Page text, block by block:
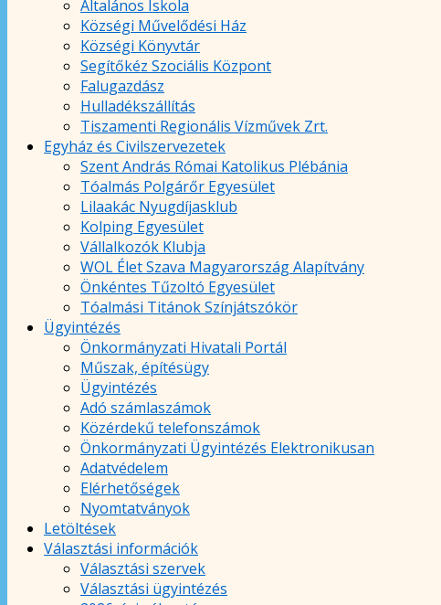
Általános Iskola
Községi Művelődési Ház
Községi Könyvtár
Segítőkéz Szociális Központ
Falugazdász
Hulladékszállítás
Tiszamenti Regionális Vízművek Zrt.
Egyház és Civilszervezetek
Szent András Római Katolikus Plébánia
Tóalmás Polgárőr Egyesület
Lilaakác Nyugdíjasklub
Kolping Egyesület
Vállalkozók Klubja
WOL Élet Szava Magyarország Alapítvány
Önkéntes Tűzoltó Egyesület
Tóalmási Titánok Színjátszókör
Ügyintézés
Önkormányzati Hivatali Portál
Műszak, építésügy
Ügyintézés
Adó számlaszámok
Közérdekű telefonszámok
Önkormányzati Ügyintézés Elektronikusan
Adatvédelem
Elérhetőségek
Nyomtatványok
Letöltések
Választási információk
Választási szervek
Választási ügyintézés